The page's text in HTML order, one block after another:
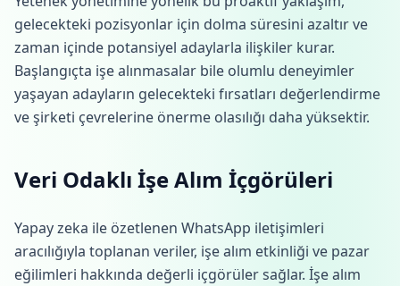
gelecekteki pozisyonlar için dolma süresini azaltır ve
zaman içinde potansiyel adaylarla ilişkiler kurar.
Başlangıçta işe alınmasalar bile olumlu deneyimler
yaşayan adayların gelecekteki fırsatları değerlendirme
ve şirketi çevrelerine önerme olasılığı daha yüksektir.
Veri Odaklı İşe Alım İçgörüleri
Yapay zeka ile özetlenen WhatsApp iletişimleri
aracılığıyla toplanan veriler, işe alım etkinliği ve pazar
eğilimleri hakkında değerli içgörüler sağlar. İşe alım